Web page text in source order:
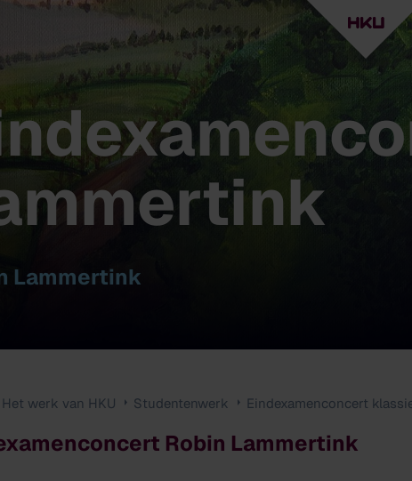
Lammertink
Het werk van HKU Studentenwerk Eindexamenconcert
Robin Lammertink